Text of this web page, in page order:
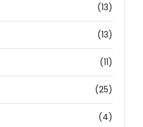
(13)
(13)
(11)
(25)
(4)